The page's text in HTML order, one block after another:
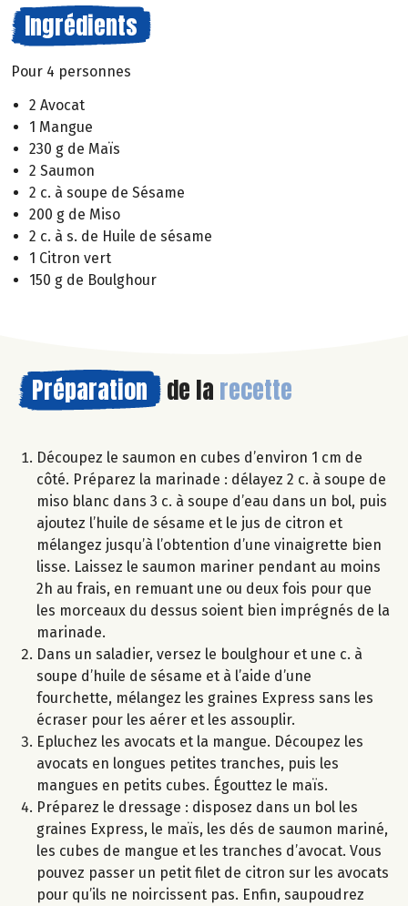
Ingrédients
Pour 4 personnes
2 Avocat
1 Mangue
230 g de Maïs
2 Saumon
2 c. à soupe de Sésame
200 g de Miso
2 c. à s. de Huile de sésame
1 Citron vert
150 g de Boulghour
Préparation de la recette
Découpez le saumon en cubes d’environ 1 cm de
côté. Préparez la marinade : délayez 2 c. à soupe de
miso blanc dans 3 c. à soupe d’eau dans un bol, puis
ajoutez l’huile de sésame et le jus de citron et
mélangez jusqu’à l’obtention d’une vinaigrette bien
lisse. Laissez le saumon mariner pendant au moins
2h au frais, en remuant une ou deux fois pour que
les morceaux du dessus soient bien imprégnés de la
marinade.
Dans un saladier, versez le boulghour et une c. à
soupe d’huile de sésame et à l’aide d’une
fourchette, mélangez les graines Express sans les
écraser pour les aérer et les assouplir.
Epluchez les avocats et la mangue. Découpez les
avocats en longues petites tranches, puis les
mangues en petits cubes. Égouttez le maïs.
Préparez le dressage : disposez dans un bol les
graines Express, le maïs, les dés de saumon mariné,
les cubes de mangue et les tranches d’avocat. Vous
pouvez passer un petit filet de citron sur les avocats
pour qu’ils ne noircissent pas. Enfin, saupoudrez